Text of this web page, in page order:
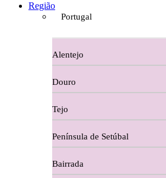
Casa Dos Migueis Douro
Casa Relvas Alentejo
Caves de São João - Bairrada
Charcutaria
Copos e Decanter
Região
Portugal
Alentejo
Douro
Tejo
Península de Setúbal
Bairrada